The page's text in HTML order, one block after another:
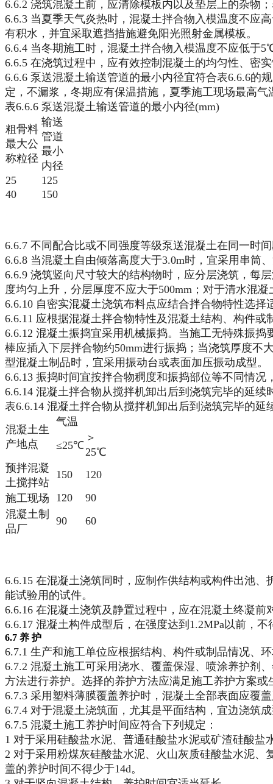
6.6.2 浇筑混凝土前，应清除模板内以及垫层上的杂物
6.6.3 当夏季天气炎热时，混凝土拌合物入模温度不应
有积水，并宜采取遮挡措施避免阳光照射金属模板。
6.6.4 当冬期施工时，混凝土拌合物入模温度不应低于
6.6.5 在浇筑过程中，应有效控制混凝土的均匀性、密
6.6.6 泵送混凝土输送管道的最小内径宜符合表6.6.6的
定，不漏浆，冬期应有保温措施，夏季施工现场最高
表6.6.6 泵送混凝土输送管道的最小内径(mm)
粗骨料
最大公
称粒径
输送
管道
最小
内径
25
125
40
150
6.6.7 不同配合比或不同强度等级泵送混凝土在同一时
6.6.8 当混凝土自由倾落高度大于3.0m时，宜采用串筒
6.6.9 浇筑竖向尺寸较大的结构物时，应分层浇筑，每
度均匀上升，分层厚度不应大于500mm；对于清水混
6.6.10 自密实混凝土浇筑布料点应结合拌合物特性选
6.6.11 应根据混凝土拌合物特性及混凝土结构、构件
6.6.12 混凝土振捣宜采用机械振捣。当施工无特殊振
棒应插入下层拌合物约50mm进行振捣；当浇筑厚度不
型混凝土制品时，宜采用振动台或表面加压振动成型。
6.6.13 振捣时间宜按拌合物稠度和振捣部位等不同情
6.6.14 混凝土拌合物从搅拌机卸出后到浇筑完毕的延续
表6.6.14 混凝土拌合物从搅拌机卸出后到浇筑完毕的延
混凝土生
产地点
气温
≤25℃
＞
25℃
预拌混凝
土搅拌站
150
120
施工现场
120
90
混凝土制
品厂
90 60
6.6.15 在混凝土浇筑同时，应制作供结构或构件出池
能试验用的试件。
6.6.16 在混凝土浇筑及静置过程中，应在混凝土终凝前
6.6.17 混凝土构件成型后，在强度达到1.2MPa以前，
6.7 养 护
6.7.1 生产和施工单位应根据结构、构件或制品情况、
6.7.2 混凝土施工可采用浇水、覆盖保湿、喷涂养护剂
方法进行养护。选择的养护方法应满足施工养护方案或
6.7.3 采用塑料薄膜覆盖养护时，混凝土全部表面应覆
6.7.4 对于混凝土浇筑面，尤其是平面结构，宜边浇筑
6.7.5 混凝土施工养护时间应符合下列规定：
1 对于采用硅酸盐水泥、普通硅酸盐水泥或矿渣硅酸
2 对于采用粉煤灰硅酸盐水泥、火山灰质硅酸盐水泥
盖的养护时间不得少于14d。